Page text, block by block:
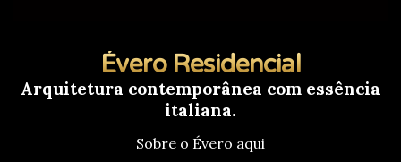
Évero Residencial
Arquitetura contemporânea com essência
italiana.
Sobre o Évero aqui